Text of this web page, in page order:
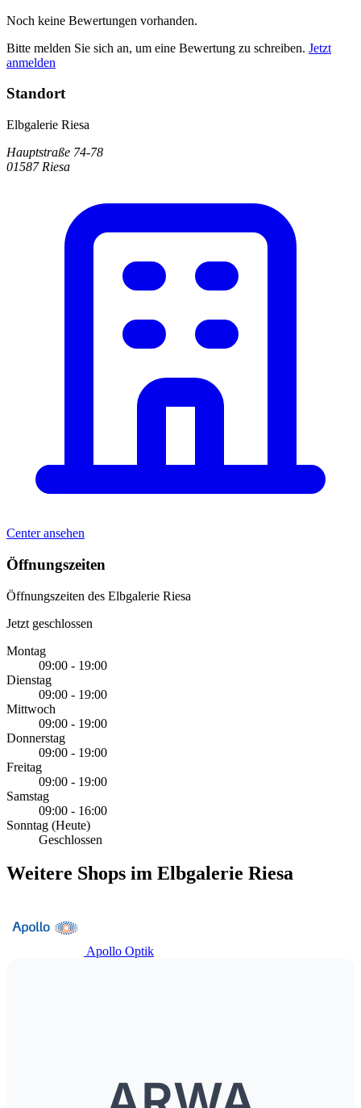
Noch keine Bewertungen vorhanden.
Bitte melden Sie sich an, um eine Bewertung zu schreiben. Jetzt
anmelden
Standort
Elbgalerie Riesa
Hauptstraße 74-78
01587 Riesa
Center ansehen
Öffnungszeiten
Öffnungszeiten des Elbgalerie Riesa
Jetzt geschlossen
Montag
09:00 - 19:00
Dienstag
09:00 - 19:00
Mittwoch
09:00 - 19:00
Donnerstag
09:00 - 19:00
Freitag
09:00 - 19:00
Samstag
09:00 - 16:00
Sonntag (Heute)
Geschlossen
Weitere Shops im Elbgalerie Riesa
Apollo Optik